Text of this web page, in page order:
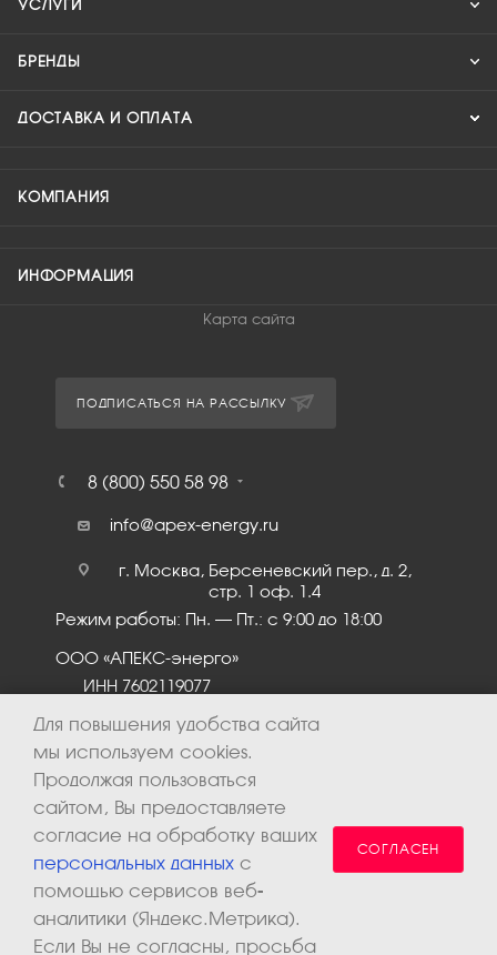
УСЛУГИ
БРЕНДЫ
ДОСТАВКА И ОПЛАТА
КОМПАНИЯ
ИНФОРМАЦИЯ
Карта сайта
ПОДПИСАТЬСЯ НА РАССЫЛКУ
8 (800) 550 58 98
info@apex-energy.ru
г. Москва, Берсеневский пер., д. 2,
стр. 1 оф. 1.4
Режим работы: Пн. – Пт.: с 9:00 до 18:00
ООО «АПЕКС-энерго»
ИНН 7602119077
2026 © ООО «Апекс-энерго». Все права защищены.
Для повышения удобства сайта
мы используем cookies.
Продолжая пользоваться
сайтом, Вы предоставляете
согласие на обработку ваших
персональных данных с
помощью сервисов веб-
аналитики (Яндекс.Метрика).
Если Вы не согласны, просьба
СОГЛАСЕН